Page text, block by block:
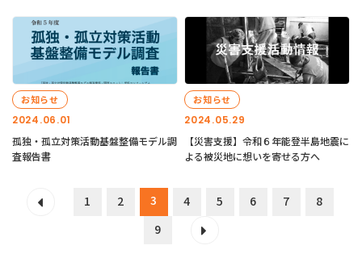
2024.06.01
お知らせ
孤独・孤立対策活動基盤整備モデル調
査報告書
2024.05.29
お知らせ
【災害支援】令和６年能登半島地震に
よる被災地に想いを寄せる方へ
1 2 3 4 5 6 7
8
9